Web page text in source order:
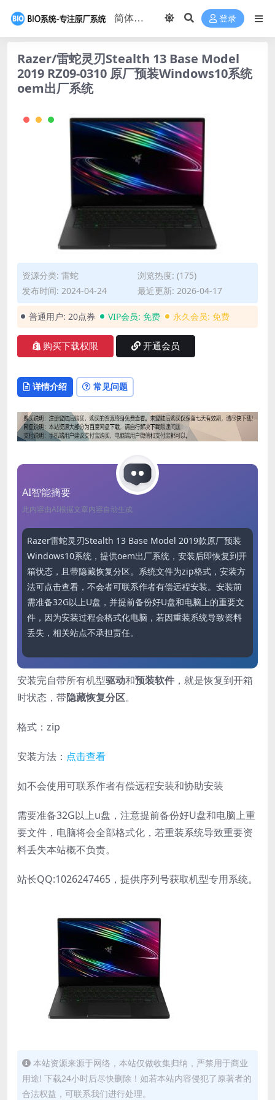
登录
Razer/雷蛇灵刃Stealth 13 Base Model
2019 RZ09-0310 原厂预装Windows10系统
oem出厂系统
资源分类: 雷蛇
浏览热度: (175)
发布时间: 2024-04-24
最近更新: 2026-04-17
普通用户: 20点券 VIP会员: 免费 永久会员: 免费
购买下载权限 开通会员
详情介绍 常见问题
AI智能摘要
此内容由AI根据文章内容自动生成
Razer雷蛇灵刃Stealth 13 Base Model 2019款原厂预装
Windows10系统，提供oem出厂系统，安装后即恢复到开
箱状态，且带隐藏恢复分区。系统文件为zip格式，安装方
法可点击查看，不会者可联系作者有偿远程安装。安装前
需准备32G以上U盘，并提前备份好U盘和电脑上的重要文
件，因为安装过程会格式化电脑，若因重装系统导致资料
丢失，相关站点不承担责任。
安装完自带所有机型驱动和预装软件 ，就是恢复到开箱
时状态，带隐藏恢复分区。
格式：zip
安装方法： 点击查看
如不会使用可联系作者有偿远程安装和协助安装
需要准备32G以上u盘，注意提前备份好U盘和电脑上重
要文件，电脑将会全部格式化，若重装系统导致重要资
料丢失本站概不负责。
站长QQ:1026247465，提供序列号获取机型专用系统。
本站资源来源于网络，本站仅做收集归纳，严禁用于商业
用途! 下载24小时后尽快删除！如若本站内容侵犯了原著者的
合法权益，可联系我们进行处理。